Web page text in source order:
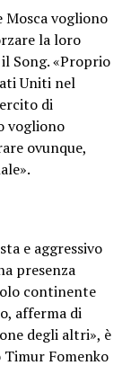
Mosca vogliono
la loro
Song. «Proprio
Uniti nel
di
vogliono
ovunque,
e aggressivo
presenza
continente
afferma di
degli altri», è
Fomenko